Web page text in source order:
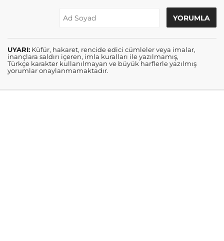
UYARI: Küfür, hakaret, rencide edici cümleler veya imalar,
inançlara saldırı içeren, imla kuralları ile yazılmamış,
Türkçe karakter kullanılmayan ve büyük harflerle yazılmış
yorumlar onaylanmamaktadır.